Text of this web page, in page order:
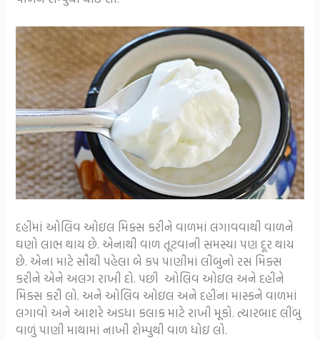
દહીંમાં ઓલિવ ઓઇલ મિક્સ કરીને વાળમાં લગાવવાથી વાળને
ઘણો લાભ થાય છે. એનાથી વાળ તૂટવાની સમસ્યા પણ દૂર થાય
છે. એના માટે સૌથી પહેલા બે કપ પાણીમાં લીંબુનો રસ મિક્સ
કરીને એને અલગ રાખી દો. પછી ઓલિવ ઓઇલ અને દહીંને
મિક્સ કરી લો. અને ઓલિવ ઓઇલ અને દહીંના માસ્કને વાળમાં
લગાવો અને આશરે અડધા કલાક માટે રાખી મૂકો. ત્યારબાદ લીંબુ
વાળું પાણી માથામાં નાખી શેમ્પુથી વાળ ધોઇ લો.